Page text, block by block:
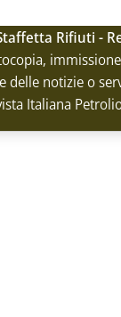
Rifiuti -
notizie o
Italiana